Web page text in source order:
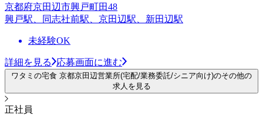
京都府京田辺市興戸町田48
興戸駅、同志社前駅、京田辺駅、新田辺駅
未経験OK
詳細を見る 応募画面に進む
ワタミの宅食 京都京田辺営業所(宅配/業務委託/シニア向け)のその他の
求人を見る
正社員